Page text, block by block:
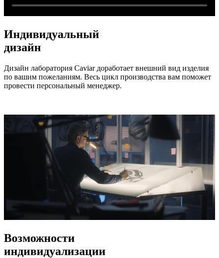
Индивидуальный
дизайн
Дизайн лаборатория Caviar доработает внешний вид изделия
по вашим пожеланиям. Весь цикл производства вам поможет
провести персональный менеджер.
Возможности
индивидуализации